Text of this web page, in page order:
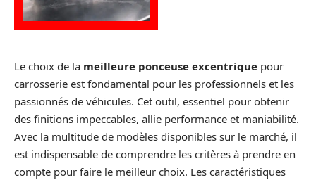
Le choix de la meilleure ponceuse excentrique pour
carrosserie est fondamental pour les professionnels et les
passionnés de véhicules. Cet outil, essentiel pour obtenir
des finitions impeccables, allie performance et maniabilité.
Avec la multitude de modèles disponibles sur le marché, il
est indispensable de comprendre les critères à prendre en
compte pour faire le meilleur choix. Les caractéristiques